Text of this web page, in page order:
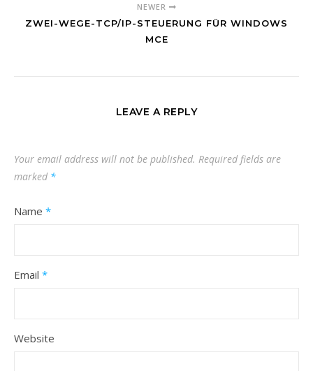
NEWER
ZWEI-WEGE-TCP/IP-STEUERUNG FÜR WINDOWS
MCE
LEAVE A REPLY
Your email address will not be published. Required fields are
marked *
Name *
Email *
Website